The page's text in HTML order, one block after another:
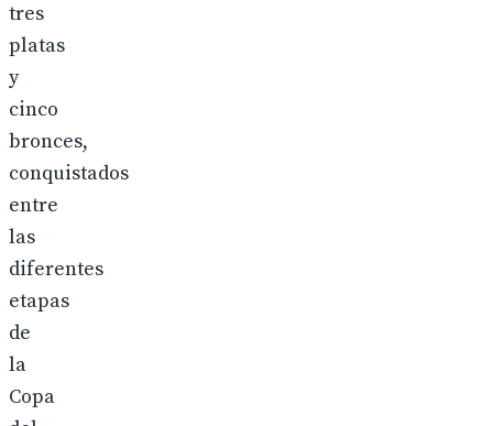
tres
platas
y
cinco
bronces,
conquistados
entre
las
diferentes
etapas
de
la
Copa